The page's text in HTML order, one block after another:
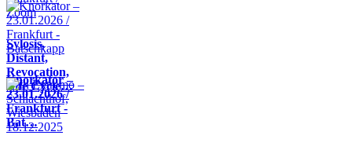
Sylosis,
Distant,
Revocation,
Life Cycle…
Knorkator –
23.01.2026 /
Frankfurt -
Bat…